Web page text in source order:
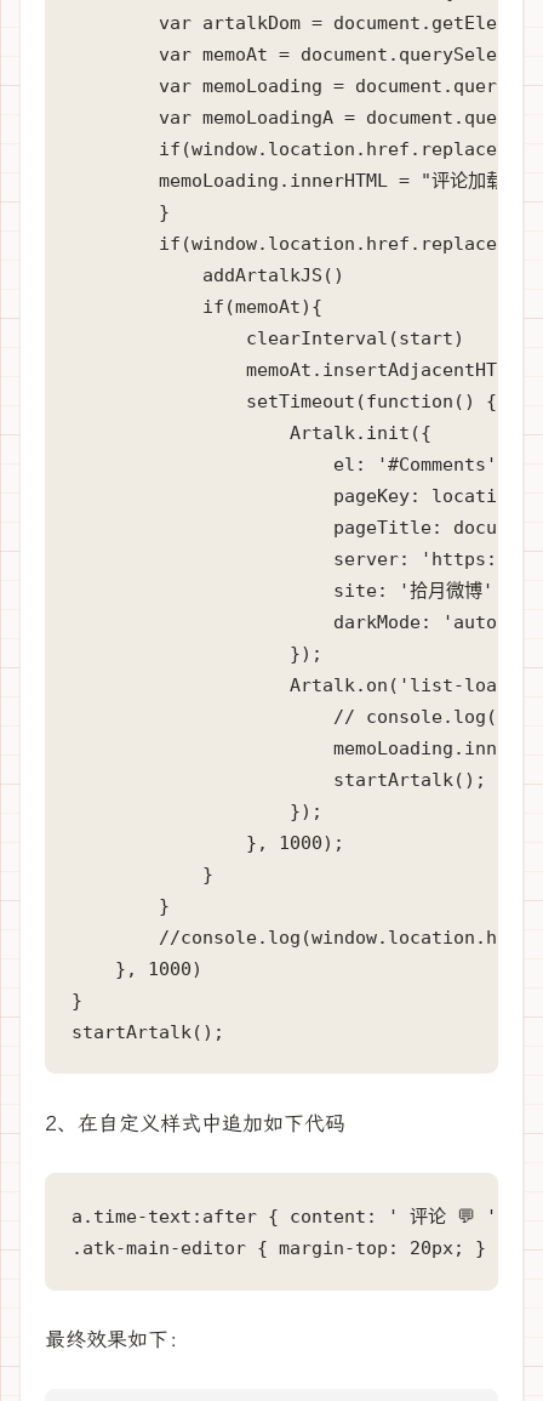
var artalkDom =
var memoAt =
var memoLoading =
var memoLoadingA =
if(window.location.href.replace(/
memoLoading.innerHTML = "评论加载中
        }
if(window.location.href.replace(/
            addArtalkJS()
            if(memoAt){
                clearInterval(start)
                setTimeout(function() {
                    Artalk.init({
                        el: '#Comments',
pageKey:
pageTitle:
server: 'https://
                        site: '拾月微博',
                        darkMode: 'auto'
                    });
Artalk.on('list-
// console.log('评论
                        startArtalk();
                    });
                }, 1000);
            }
        }
//
    }, 1000)
}
startArtalk();
2、在自定义样式中追加如下代码
a.time-text:after { content: ' 评论 💬 '; }
.atk-main-editor { margin-top: 20px; }
最终效果如下：